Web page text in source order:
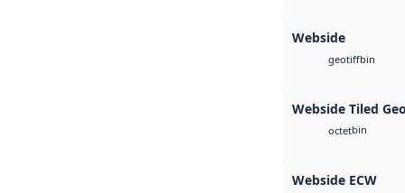
Webside
geotiffbin
Webside Tiled
octetbin
Webside ECW